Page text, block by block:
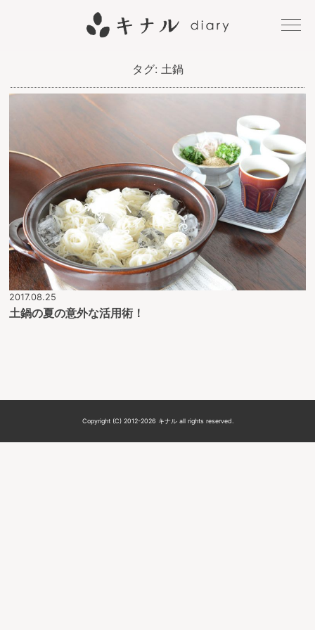
キナル
diary
タグ: 土鍋
2017.08.25
土鍋の夏の意外な活用術！
Copyright (C) 2012-2026 キナル all rights reserved.